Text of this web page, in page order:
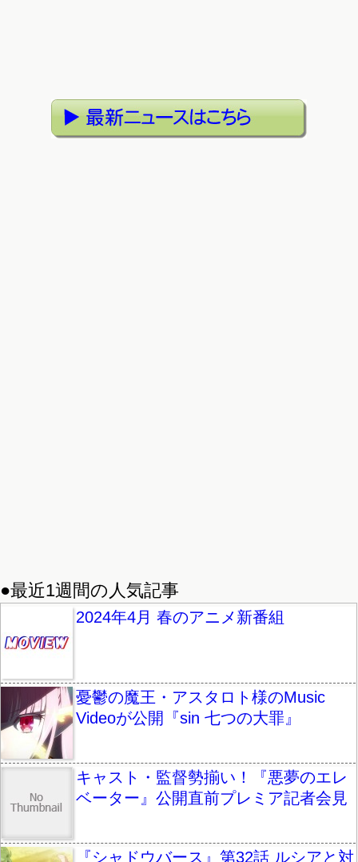
●最近1週間の人気記事
2024年4月 春のアニメ新番組
憂鬱の魔王・アスタロト様のMusic
Videoが公開『sin 七つの大罪』
キャスト・監督勢揃い！『悪夢のエレ
ベーター』公開直前プレミア記者会見
『シャドウバース』第32話 ルシアと対